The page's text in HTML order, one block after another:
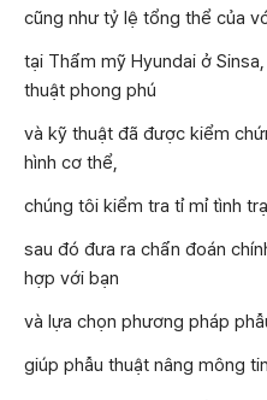
cũng như tỷ lệ tổng thể của
tại Thẩm mỹ Hyundai ở
thuật phong phú
và kỹ thuật đã được kiểm
hình cơ thể,
chúng tôi kiểm tra tỉ mỉ tình
sau đó đưa ra chẩn đoán
hợp với bạn
và lựa chọn phương pháp
giúp phẫu thuật nâng mông